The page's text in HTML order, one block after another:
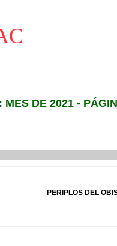
MES DE 2021 -
PERIPLOS DEL